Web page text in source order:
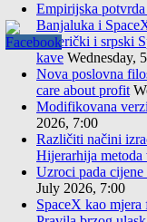
Empirijska
Banjaluka i
Američki i srpski
kave Wednesday,
Nova poslovna
care about profit
Modifikovana
2026, 7:00
Različiti načini
Hijerarhija metoda
Uzroci pada
July 2026, 7:00
SpaceX kao